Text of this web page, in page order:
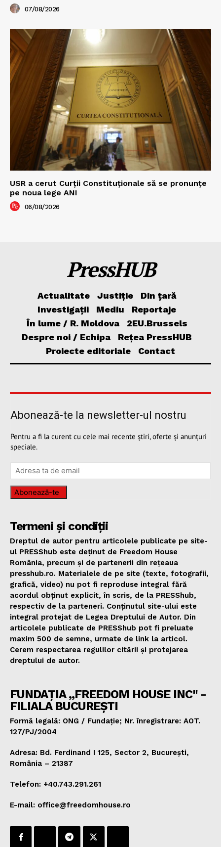
07/08/2026
USR a cerut Curții Constituționale să se pronunțe
pe noua lege ANI
06/08/2026
PressHUB
Actualitate Justiție
Din țară
Investigații
Mediu
Reportaje
În lume / R. Moldova
2EU.Brussels
Despre noi / Echipa
Rețea PressHUB
Proiecte editoriale
Contact
Abonează-te la newsletter-ul nostru
Pentru a fi la curent cu cele mai recente știri, oferte și anunțuri
speciale.
Abonează-te
Termeni și condiții
Dreptul de autor pentru articolele publicate pe site-
ul PRESShub este deținut de Freedom House
România, precum și de partenerii din rețeaua
presshub.ro. Materialele de pe site (texte, fotografii,
grafică, video) nu pot fi reproduse integral fără
acordul obținut explicit, în scris, de la PRESShub,
respectiv de la parteneri. Conținutul site-ului este
integral protejat de Legea Dreptului de Autor. Din
articolele publicate de PRESShub pot fi preluate
maxim 500 de semne, urmate de link la articol.
Cerem respectarea regulilor citării și protejarea
dreptului de autor.
FUNDAȚIA „FREEDOM HOUSE INC" -
FILIALA BUCUREȘTI
Formă legală: ONG / Fundație; Nr. înregistrare: AOT.
127/PJ/2004
Adresa: Bd. Ferdinand I 125, Sector 2, București,
România – 21387
Telefon: +40.743.291.261
E-mail: office@freedomhouse.ro